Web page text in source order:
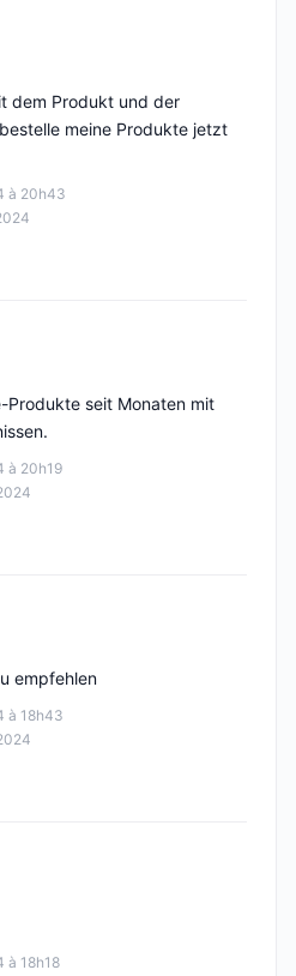
à 20h43
dem Produkt und der
meine Produkte jetzt
à 20h19
Produkte seit Monaten mit
à 18h43
empfehlen
à 18h18